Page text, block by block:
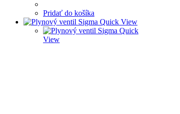
Pridať do košíka
Quick View
Quick
View